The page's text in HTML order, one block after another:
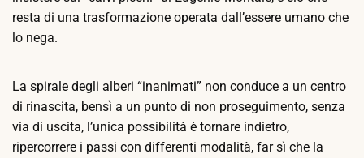
resta di una trasformazione operata dall’essere umano che
lo nega.
La spirale degli alberi “inanimati” non conduce a un centro
di rinascita, bensì a un punto di non proseguimento, senza
via di uscita, l’unica possibilità è tornare indietro,
ripercorrere i passi con differenti modalità, far sì che la